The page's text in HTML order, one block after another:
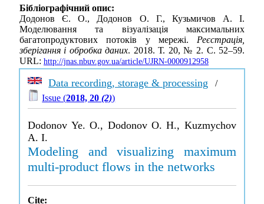
Бібліографічний опис:
Додонов Є. О., Додонов О. Г., Кузьмичов А. І.
Моделювання та візуалізація максимальних
багатопродуктових потоків у мережі. Реєстрація,
зберігання і обробка даних. 2018. Т. 20, № 2. С. 52–59.
URL: http://jnas.nbuv.gov.ua/article/UJRN-0000912958
Data recording, storage & processing /
Issue (2018, 20(2))
Dodonov Ye. O., Dodonov O. H., Kuzmychov
A. I.
Modeling and visualizing maximum
multi-product flows in the networks
Cite: